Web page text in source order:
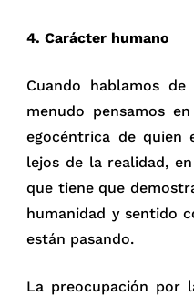
4. Carácter humano
Cuando hablamos
menudo pensamos
egocéntrica de quien
lejos de la realidad,
que tiene que
humanidad y sentido
están pasando.
La preocupación por